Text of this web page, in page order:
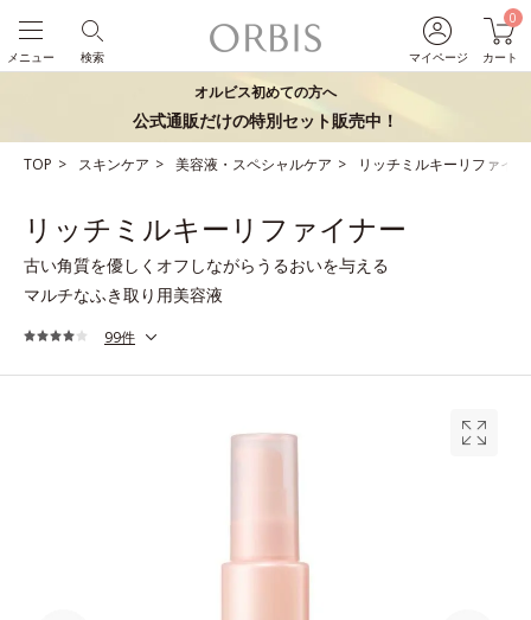
マイページ
0
カート
検索
メニュー
オルビス初めての方へ
公式通販だけの特別セット販売中！
TOP スキンケア 美容液・スペシャルケア リッチミルキーリファイ
リッチミルキーリファイナー
古い角質を優しくオフしながらうるおいを与える
マルチなふき取り用美容液
99件